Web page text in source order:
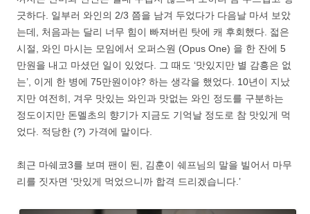
긋하다. 일부러 와인의 2/3 쯤을 남겨 두었다가 다음날 마셔 보았
는데, 처음과는 달리 너무 힘이 빠져버린 탓에 캐 후회했다. 젋은
시절, 와인 마시는 모임에서 오퍼스원 (Opus One) 을 한 잔에 5
만원을 내고 마셨던 일이 있었다. 그 때도 ‘맛있지만 별 감흥은 없
는’, 이게 한 병에 75만원이야? 하는 생각을 했었다. 10년이 지났
지만 여전히, 겨우 맛있는 와인과 맛없는 와인 정도를 구분하는
정도이지만 돈멜초의 향기가 지금도 기억날 정도로 참 맛있게 먹
었다. 적당한 (?) 가격에 말이다.
최근 마쉐코3를 보며 팬이 된, 김훈이 쉐프님의 말을 빌어서 마무
리를 짓자면 ‘맛있게 먹었으니까 합격 드리겠습니다.’